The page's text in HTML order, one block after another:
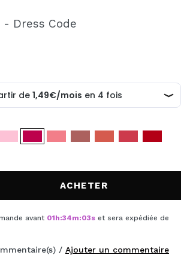
sur Maquibeauty.fr vous pourrez
rapidement, vérifier l'état de vos
vos opérations précédentes.
CRÉER UN COMPTE
Dress Code
ACHETER
avant 01h:34m:03s et sera expédiée de
/ Ajouter un commentaire